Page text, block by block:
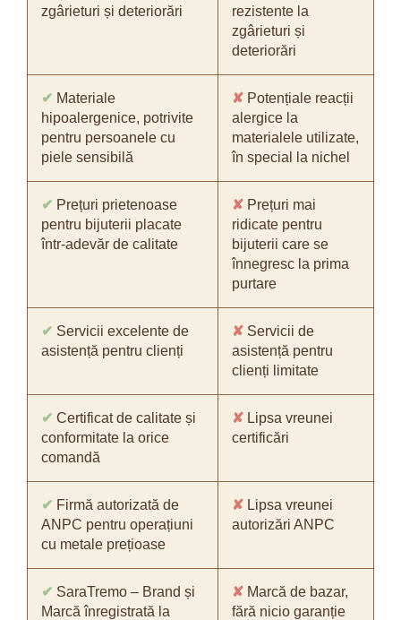
zgârieturi și deteriorări
rezistente la
zgârieturi și
deteriorări
✔ Materiale
hipoalergenice, potrivite
pentru persoanele cu
piele sensibilă
✘ Potențiale reacții
alergice la
materialele utilizate,
în special la nichel
✔ Prețuri prietenoase
pentru bijuterii placate
într-adevăr de calitate
✘ Prețuri mai
ridicate pentru
bijuterii care se
înnegresc la prima
purtare
✔ Servicii excelente de
asistență pentru clienți
✘ Servicii de
asistență pentru
clienți limitate
✔ Certificat de calitate și
conformitate la orice
comandă
✘ Lipsa vreunei
certificări
✔ Firmă autorizată de
ANPC pentru operațiuni
cu metale prețioase
✘ Lipsa vreunei
autorizări ANPC
✔ SaraTremo – Brand și
Marcă înregistrată la
✘ Marcă de bazar,
fără nicio garanție